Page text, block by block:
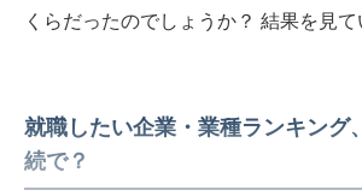
くらだったのでしょうか？ 結果を見て
就職したい企業・業種ランキング
続で？